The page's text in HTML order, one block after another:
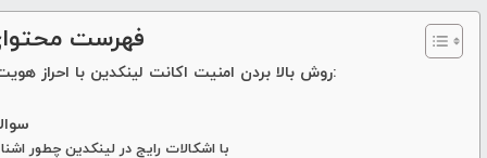
فهرست
11 روش بالا بردن امنیت اکانت لینکدین با احراز هویت لینکدین:
با اشکالات رایج در لینکدین چطور